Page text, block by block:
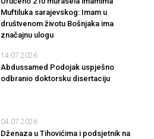
Muftiluka sarajevskog: Imam u
društvenom životu Bošnjaka ima
značajnu ulogu
14.07.2026
Abdussamed Podojak uspješno
odbranio doktorsku disertaciju
04.07.2026
Dženaza u Tihovićima i podsjetnik na